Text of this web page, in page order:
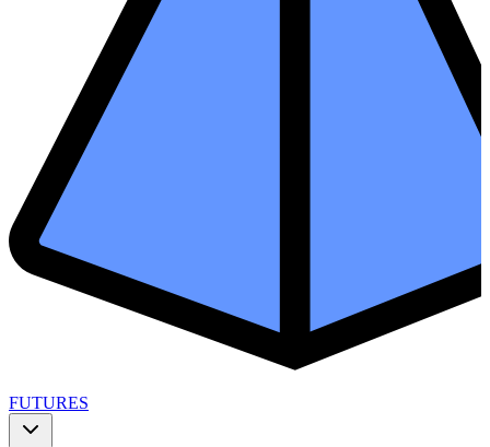
FUTURES